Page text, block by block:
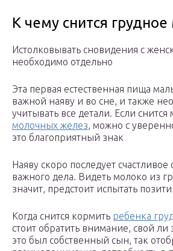
К чему снится
Истолковывать сновидения с
необходимо отдельно
Эта первая естественная пища
важной наяву и во сне, и также
учитывать все детали. Если снится
молочных желез, можно с
это благоприятный знак
Наяву скоро последует
важного дела. Видеть молоко из
значит, предстоит испытать
Когда снится кормить ребенка
стоит обратить внимание, свой
это был собственный сын, так